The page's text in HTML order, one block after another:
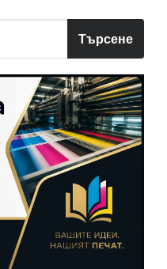
Търсене